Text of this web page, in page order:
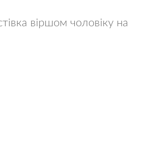
віршом чоловіку на